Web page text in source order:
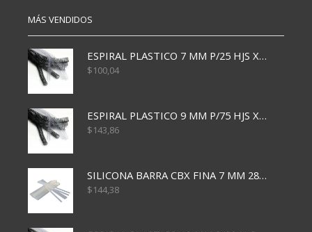
MÁS VENDIDOS
ESPIRAL PLASTICO 7 MM P/25 HJS X50x3000
$100,04
ESPIRAL PLASTICO 9 MM P/75 HJS X50X2400
$143,86
SILICONA BARRA CBX FINA 7 MM 28 CM
$144,38